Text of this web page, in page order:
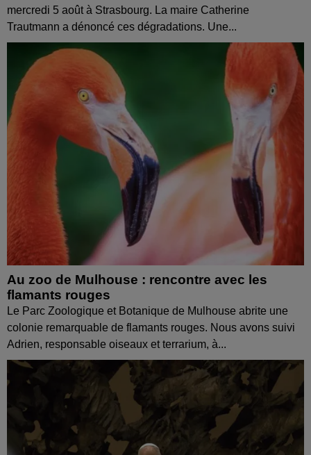
mercredi 5 août à Strasbourg. La maire Catherine
Trautmann a dénoncé ces dégradations. Une...
Au zoo de Mulhouse : rencontre avec les
flamants rouges
Le Parc Zoologique et Botanique de Mulhouse abrite une
colonie remarquable de flamants rouges. Nous avons suivi
Adrien, responsable oiseaux et terrarium, à...